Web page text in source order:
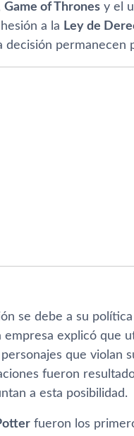
Game of Thrones y el
a la Ley de
decisión permanecen
se debe a su
explicó que
que violan
fueron
a esta posibilidad.
fueron los